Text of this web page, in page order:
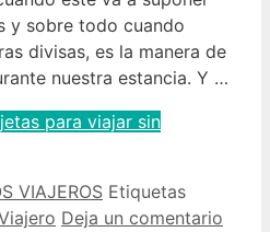
y sobre todo cuando
divisas, es la manera de
nuestra estancia. Y …
para viajar sin
VIAJEROS Etiquetas
Deja un comentario